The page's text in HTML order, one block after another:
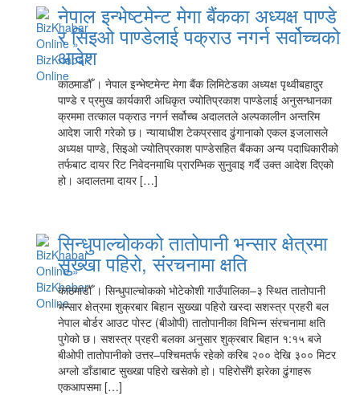
नेपाल इन्भेष्टमेन्ट मेगा बैंकका अध्यक्ष पाण्डे
र सिइओ पाण्डेलाई पक्राउ नगर्न सर्वोच्चको
आदेश
काठमाडौँ । नेपाल इन्भेष्टमेन्ट मेगा बैंक लिमिटेडका अध्यक्ष पृथ्वीबहादुर
पाण्डे र प्रमुख कार्यकारी अधिकृत ज्योतिप्रकाश पाण्डेलाई अनुसन्धानका
क्रममा तत्काल पक्राउ नगर्न सर्वोच्च अदालतले अल्पकालीन अन्तरिम
आदेश जारी गरेको छ। न्यायाधीश टेकप्रसाद ढुंगानाको एकल इजलासले
अध्यक्ष पाण्डे, सिइओ ज्योतिप्रकाश पाण्डेसहित बैंकका अन्य पदाधिकारीको
तर्फबाट दायर रिट निवेदनमाथि प्रारम्भिक सुनुवाइ गर्दै उक्त आदेश दिएको
हो। अदालतमा दायर […]
सिन्धुपाल्चोकको तातोपानी भन्सार क्षेत्रमा
सुख्खा पहिरो, संरचनामा क्षति
काठमाडौँ । सिन्धुपाल्चोकको भोटेकोशी गाउँपालिका–३ स्थित तातोपानी
भन्सार क्षेत्रमा शुक्रबार बिहान सुख्खा पहिरो खस्दा सशस्त्र प्रहरी बल
नेपाल बोर्डर आउट पोस्ट (बीओपी) तातोपानीका विभिन्न संरचनामा क्षति
पुगेको छ। सशस्त्र प्रहरी बलका अनुसार शुक्रबार बिहान १:१५ बजे
बीओपी तातोपानीको उत्तर–पश्चिमतर्फ रहेको करिब २०० देखि ३०० मिटर
अग्लो डाँडाबाट सुख्खा पहिरो खसेको हो। पहिरोसँगै झरेका ढुंगाहरू
एकआपसमा […]